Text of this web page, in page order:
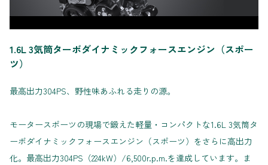
1.6L 3気筒ターボダイナミックフォースエンジン（スポー
ツ）
最高出力304PS、野性味あふれる走りの源。
モータースポーツの現場で鍛えた軽量・コンパクトな1.6L 3気筒タ
ーボダイナミックフォースエンジン（スポーツ）をさらに高出力
化。最高出力304PS（224kW）/6,500r.p.m.を達成しています。ま